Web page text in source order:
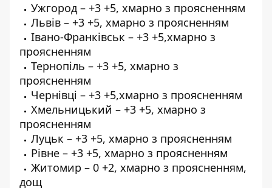
Ужгород – +3 +5, хмарно з проясненням
Львів – +3 +5, хмарно з проясненням
Івано-Франківськ – +3 +5,хмарно з
проясненням
Тернопіль – +3 +5, хмарно з
проясненням
Чернівці – +3 +5,хмарно з проясненням
Хмельницький – +3 +5, хмарно з
проясненням
Луцьк – +3 +5, хмарно з проясненням
Рівне – +3 +5, хмарно з проясненням
Житомир – 0 +2, хмарно з проясненням,
дощ